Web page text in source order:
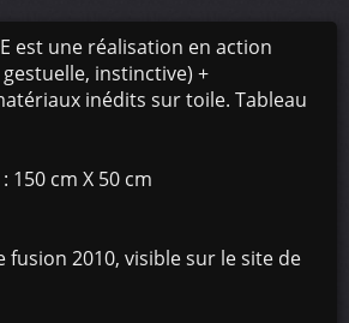
est une réalisation en action
instinctive) +
inédits sur toile. Tableau
150 cm X 50 cm
fusion 2010, visible sur le site de